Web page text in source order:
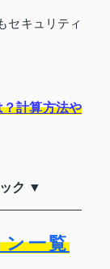
セキュリティ
計算方法や
ク ▼
ン一覧